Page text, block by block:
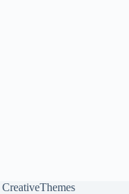
CreativeThemes